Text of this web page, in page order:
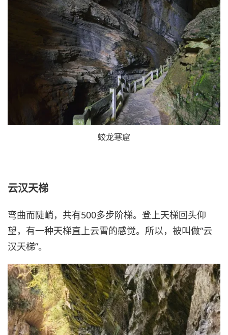
蛟龙寒窟
云汉天梯
弯曲而陡峭，共有500多步阶梯。登上天梯回头仰
望，有一种天梯直上云霄的感觉。所以，被叫做“云
汉天梯”。